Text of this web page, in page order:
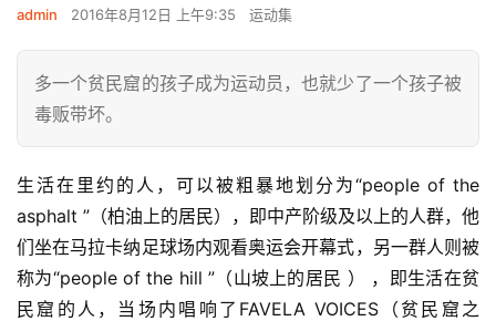
admin 2016年8月12日 上午9:35 运动集
多一个贫民窟的孩子成为运动员，也就少了一个孩子被
毒贩带坏。
生活在里约的人，可以被粗暴地划分为“people of the
asphalt ”（柏油上的居民），即中产阶级及以上的人群，他
们坐在马拉卡纳足球场内观看奥运会开幕式，另一群人则被
称为“people of the hill ”（山坡上的居民 ） ，即生活在贫
民窟的人，当场内唱响了FAVELA VOICES（贫民窟之